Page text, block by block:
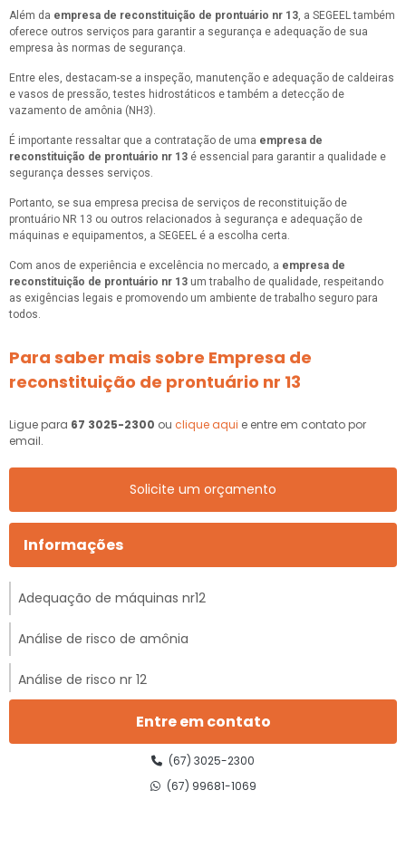
Além da empresa de reconstituição de prontuário nr 13, a SEGEEL também
oferece outros serviços para garantir a segurança e adequação de sua
empresa às normas de segurança.
Entre eles, destacam-se a inspeção, manutenção e adequação de caldeiras
e vasos de pressão, testes hidrostáticos e também a detecção de
vazamento de amônia (NH3).
É importante ressaltar que a contratação de uma empresa de
reconstituição de prontuário nr 13 é essencial para garantir a qualidade e
segurança desses serviços.
Portanto, se sua empresa precisa de serviços de reconstituição de
prontuário NR 13 ou outros relacionados à segurança e adequação de
máquinas e equipamentos, a SEGEEL é a escolha certa.
Com anos de experiência e excelência no mercado, a empresa de
reconstituição de prontuário nr 13 um trabalho de qualidade, respeitando
as exigências legais e promovendo um ambiente de trabalho seguro para
todos.
Para saber mais sobre Empresa de
reconstituição de prontuário nr 13
Ligue para 67 3025-2300 ou clique aqui e entre em contato por
email.
Solicite um orçamento
Informações
Adequação de máquinas nr12
Análise de risco de amônia
Análise de risco nr 12
Análise de risco nr 12 preço
Análise preliminar de risco nr 12
Entre em contato
(67) 3025-2300
(67) 99681-1069